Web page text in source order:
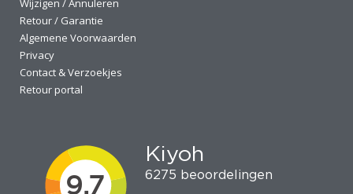
Wijzigen / Annuleren
Retour / Garantie
Algemene Voorwaarden
Privacy
Contact & Verzoekjes
Retour portal